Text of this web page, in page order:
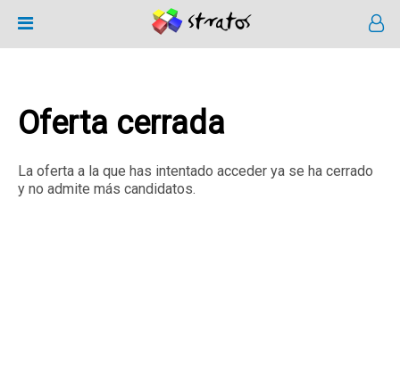
Oferta cerrada
La oferta a la que has intentado acceder ya se ha cerrado
y no admite más candidatos.